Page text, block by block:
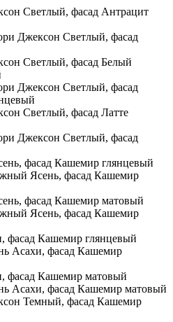
Джексон Светлый, фасад
Джексон Светлый, фасад
Джексон Светлый, фасад
Ясень, фасад Кашемир
Ясень, фасад Кашемир
Асахи, фасад Кашемир
Асахи, фасад Кашемир матовый